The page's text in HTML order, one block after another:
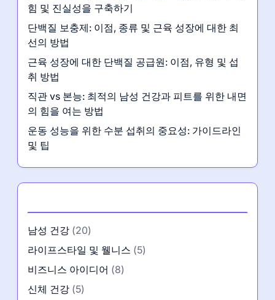
힘 및 진실성을 구축하기
단백질 보충제: 이점, 종류 및 근육 성장에 대한 최
선의 방법
근육 성장에 대한 단백질 공급원: 이점, 유형 및 섭
취 방법
직관 vs 본능: 최적의 남성 건강과 피트를 위한 내면
의 힘을 여는 방법
운동 성능을 위한 수분 섭취의 중요성: 가이드라인
및 팁
남성 건강 (20)
라이프스타일 및 웰니스 (5)
비즈니스 아이디어 (8)
신체 건강 (5)